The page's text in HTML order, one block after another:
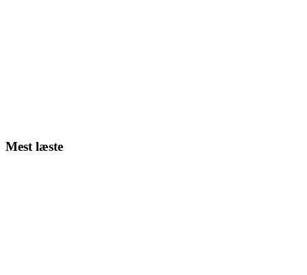
Mest læste